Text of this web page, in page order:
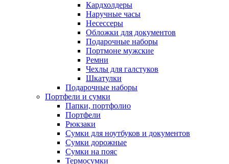
Кардхолдеры
Наручные часы
Несессеры
Обложки для документов
Подарочные наборы
Портмоне мужские
Ремни
Чехлы для галстуков
Шкатулки
Подарочные наборы
Портфели и сумки
Папки, портфолио
Портфели
Рюкзаки
Сумки для ноутбуков и документов
Сумки дорожные
Сумки на пояс
Термосумки